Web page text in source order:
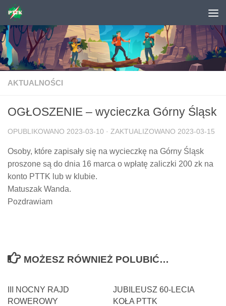
Skip to content
AKTUALNOŚCI
OGŁOSZENIE – wycieczka Górny Śląsk
OPUBLIKOWANO 2023-03-10 · ZAKTUALIZOWANO 2023-03-15
Osoby, które zapisały się na wycieczkę na Górny Śląsk
proszone są do dnia 16 marca o wpłatę zaliczki 200 zk na
konto PTTK lub w klubie.
Matuszak Wanda.
Pozdrawiam
MOŻESZ RÓWNIEŻ POLUBIĆ…
III NOCNY RAJD
ROWEROWY
JUBILEUSZ 60-LECIA
KOŁA PTTK